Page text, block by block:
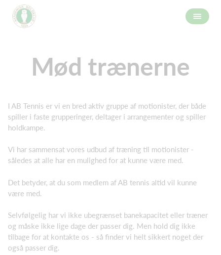
Mød trænerne
I AB Tennis er vi en bred aktiv gruppe af motionister, der både
spiller i faste grupperinger, deltager i arrangementer og spiller
holdkampe.
Vi har sammensat vores udbud af træning til motionister -
således at alle har en mulighed for at kunne være med.
Det betyder, at du som medlem af AB tennis altid vil kunne
være med.
Selvfølgelig har vi ikke ubegrænset banekapacitet eller træner
og måske ikke lige dage der passer dig. Men hold dig ikke
tilbage for at kontakte os - så finder vi helt sikkert noget der
også passer dig.